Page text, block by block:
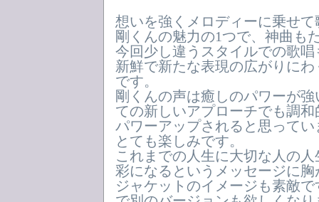
想いを強くメロディーに乗せ
剛くんの魅力の1つで、神曲も
今回少し違うスタイルでの歌
新鮮で新たな表現の広がりに
です。
剛くんの声は癒しのパワーが
ての新しいアプローチでも調
パワーアップされると思ってい
とても楽しみです。
これまでの人生に大切な人の
彩になるというメッセージに
ジャケットのイメージも素敵